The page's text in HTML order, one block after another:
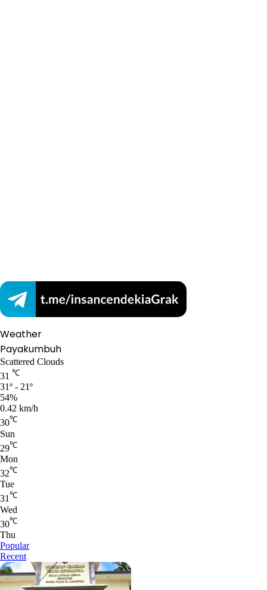
Weather
Payakumbuh
Scattered Clouds
31 ℃
31º - 21º
54%
0.42 km/h
30℃
Sun
29℃
Mon
32℃
Tue
31℃
Wed
30℃
Thu
Popular
Recent